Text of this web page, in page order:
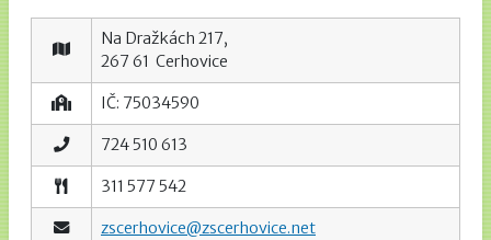
Na Dražkách 217,
267 61 Cerhovice
IČ: 75034590
724 510 613
311 577 542
zscerhovice@zscerhovice.net